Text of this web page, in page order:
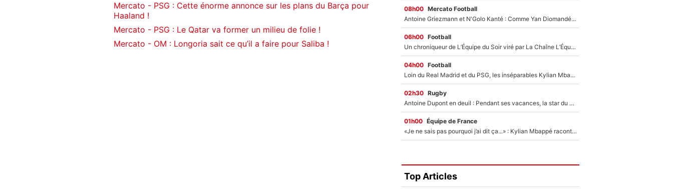
Mercato - PSG : Cette énorme annonce sur les plans du Barça pour
Haaland !
Mercato - PSG : Le Qatar va former un milieu de folie !
Mercato - OM : Longoria sait ce qu’il a faire pour Saliba !
08h00 Mercato Football
Antoine Griezmann et N'Golo Kanté : Comme Yan Diomandé, les deux champions du monde ont refusé de signer au PSG !
06h00 Football
Un chroniqueur de L’Équipe du Soir viré par La Chaîne L’Équipe : Même Olivier Ménard n’avait pas pu empêcher son départ, «je l’ai appris sur Twitter, je l’ai vécu assez mal»
04h00 Football
Loin du Real Madrid et du PSG, les inséparables Kylian Mbappé et Achraf Hakimi changent d'équipe le temps d'une journée !
02h30 Rugby
Antoine Dupont en deuil : Pendant ses vacances, la star du XV de France a perdu sa grand-mère
01h00 Équipe de France
«Je ne sais pas pourquoi j’ai dit ça...» : Kylian Mbappé raconte sa première rencontre avec Zinédine Zidane (et c’est très drôle)
Top Articles